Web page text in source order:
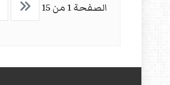
الصفحة 1 من 15